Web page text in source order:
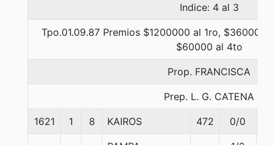
Indice: 4 al 3
Tpo.01.09.87 Premios $1200000 al 1ro, $360000
$60000 al 4to
Prop. FRANCISCA
Prep. L. G. CATENA
1621 1 8 KAIROS 472 0/0